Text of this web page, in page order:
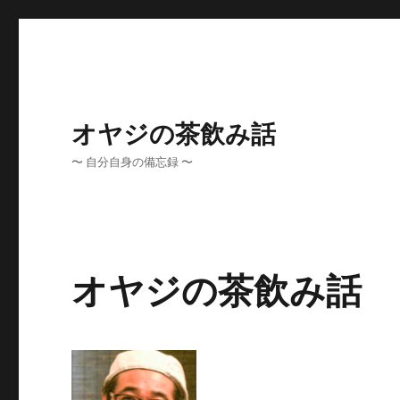
オヤジの茶飲み話
〜 自分自身の備忘録 〜
オヤジの茶飲み話